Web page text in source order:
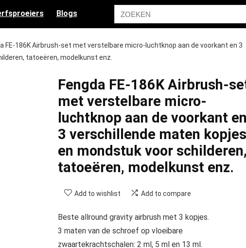
Blogs
FE-186K Airbrush-set met verstelbare micro-luchtknop aan de voorkant en 3
tatoeëren, modelkunst enz.
Fengda FE-186K Airbrush-
met verstelbare micro-
luchtknop aan de voorkant
3 verschillende maten kopjes
en mondstuk voor
tatoeëren, modelkunst enz.
Add to wishlist Add to compare
Beste allround gravity airbrush met 3 kopjes.
3 maten van de schroef op vloeibare
zwaartekrachtschalen: 2 ml, 5 ml en 13 ml.